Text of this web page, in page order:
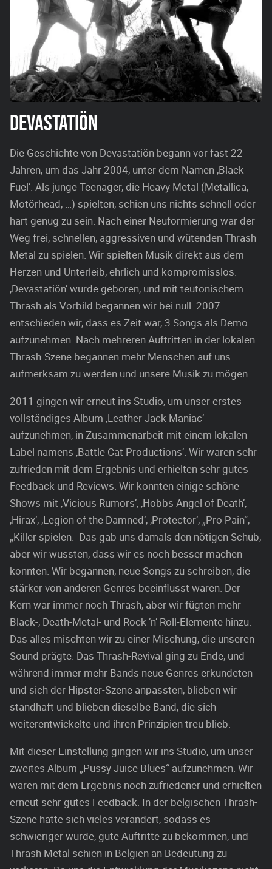
DEVASTATIÖN
Die Geschichte von Devastatiön begann vor fast 22
Jahren, um das Jahr 2004, unter dem Namen ‚Black
Fuel‘. Als junge Teenager, die Heavy Metal (Metallica,
Motörhead, …) spielten, schien uns nichts schnell oder
hart genug zu sein. Nach einer Neuformierung war der
Weg frei, schnellen, aggressiven und wütenden Thrash
Metal zu spielen. Wir spielten Musik direkt aus dem
Herzen und Unterleib, ehrlich und kompromisslos.
‚Devastatiön‘ wurde geboren, und mit teutonischem
Thrash als Vorbild begannen wir bei null. 2007
entschieden wir, dass es Zeit war, 3 Songs als Demo
aufzunehmen. Nach mehreren Auftritten in der lokalen
Thrash-Szene begannen mehr Menschen auf uns
aufmerksam zu werden und unsere Musik zu mögen.
2011 gingen wir erneut ins Studio, um unser erstes
vollständiges Album ‚Leather Jack Maniac‘
aufzunehmen, in Zusammenarbeit mit einem lokalen
Label namens ‚Battle Cat Productions‘. Wir waren sehr
zufrieden mit dem Ergebnis und erhielten sehr gutes
Feedback und Reviews. Wir konnten einige schöne
Shows mit ‚Vicious Rumors‘, ‚Hobbs Angel of Death‘,
‚Hirax‘, ‚Legion of the Damned‘, ‚Protector‘, „Pro Pain“,
„Killer spielen. Das gab uns damals den nötigen Schub,
aber wir wussten, dass wir es noch besser machen
konnten. Wir begannen, neue Songs zu schreiben, die
stärker von anderen Genres beeinflusst waren. Der
Kern war immer noch Thrash, aber wir fügten mehr
Black-, Death-Metal- und Rock ’n’ Roll-Elemente hinzu.
Das alles mischten wir zu einer Mischung, die unseren
Sound prägte. Das Thrash-Revival ging zu Ende, und
während immer mehr Bands neue Genres erkundeten
und sich der Hipster-Szene anpassten, blieben wir
standhaft und blieben dieselbe Band, die sich
weiterentwickelte und ihren Prinzipien treu blieb.
Mit dieser Einstellung gingen wir ins Studio, um unser
zweites Album „Pussy Juice Blues“ aufzunehmen. Wir
waren mit dem Ergebnis noch zufriedener und erhielten
erneut sehr gutes Feedback. In der belgischen Thrash-
Szene hatte sich vieles verändert, sodass es
schwieriger wurde, gute Auftritte zu bekommen, und
Thrash Metal schien in Belgien an Bedeutung zu